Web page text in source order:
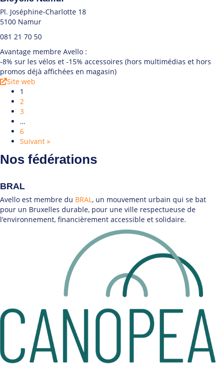
Pl. Joséphine-Charlotte 18
5100 Namur
081 21 70 50
Avantage membre Avello :
-8% sur les vélos et -15% accessoires (hors multimédias et hors
promos déjà affichées en magasin)
Site web
1
2
3
…
6
Suivant »
Nos fédérations
BRAL
Avello est membre du BRAL, un mouvement urbain qui se bat
pour un Bruxelles durable, pour une ville respectueuse de
l’environnement, financièrement accessible et solidaire.